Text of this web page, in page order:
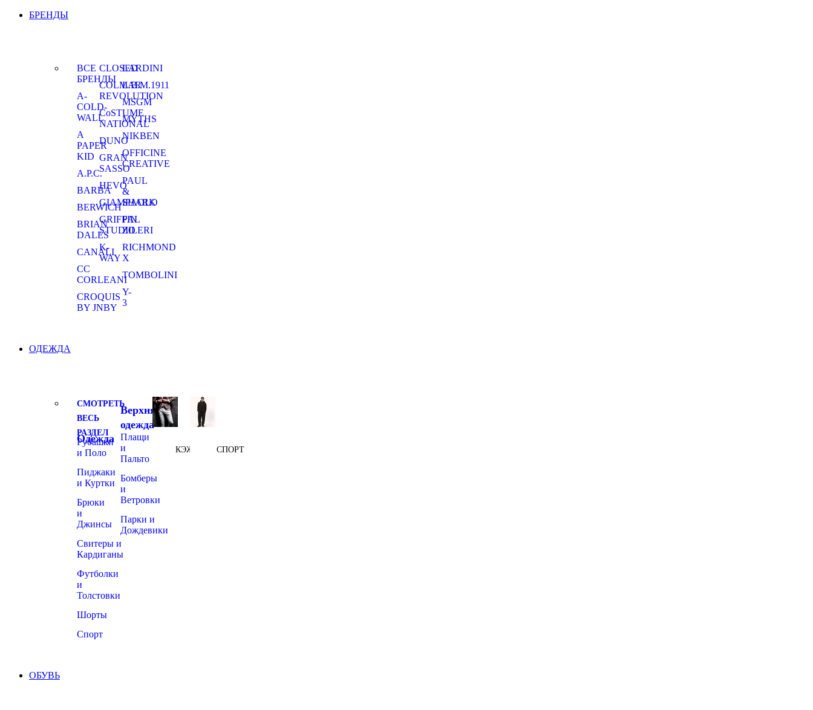
БРЕНДЫ
ВСЕ
БРЕНДЫ
A-
COLD-
WALL
A
PAPER
KID
A.P.C.
BARBA
BERWICH
BRIAN
DALES
CANALI
CC
CORLEANI
CROQUIS
BY JNBY
CLOSED
COLMAR
REVOLUTION
CoSTUME
NATIONAL
DUNO
GRAN
SASSO
HEVO
GIAMPAOLO
GRIFFIN
STUDIO
K-
WAY
LARDINI
L.B.M.1911
MSGM
MYTHS
NIKBEN
OFFICINE
CREATIVE
PAUL
&
SHARK
PAL
ZILERI
RICHMOND
X
TOMBOLINI
Y-
3
ОДЕЖДА
СМОТРЕТЬ
ВЕСЬ
РАЗДЕЛ
Одежда
Рубашки
и Поло
Пиджаки
и Куртки
Брюки
и
Джинсы
Свитеры и
Кардиганы
Футболки
и
Толстовки
Шорты
Спорт
Верхняя
одежда
Плащи
и
Пальто
Бомберы
и
Ветровки
Парки и
Дождевики
КЭЖУАЛ СПОРТ
ОБУВЬ